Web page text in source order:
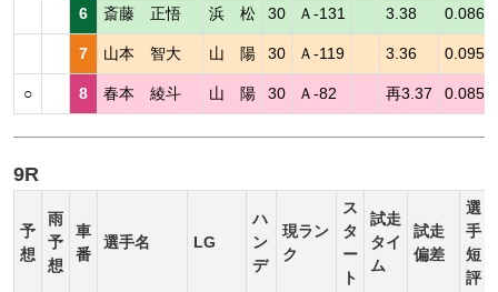
6 斎藤 正悟 浜 松 30 Ａ-131 3.38 0.086
7 山本 智大 山 陽 30 Ａ-119 3.36 0.095
○ 8 春本 綾斗 山 陽 30 Ａ-82 再3.37 0.085
9R
予
想
雨
予
想
車
番
選手名 LG
ハ
ン
デ
現ラン
ク
ス
タ
ー
ト
試走
タイ
ム
試走
偏差
選
手
短
評